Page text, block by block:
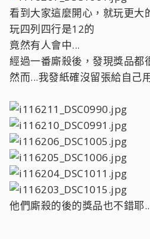
看到大家這麼開心，就玩更大
玩四列四行是12的
竟然有人會中...
經過一番廝殺後，發現獎品都
然而...我發紙確沒留張給自己
他們廝殺的後的獎品也不錯耶